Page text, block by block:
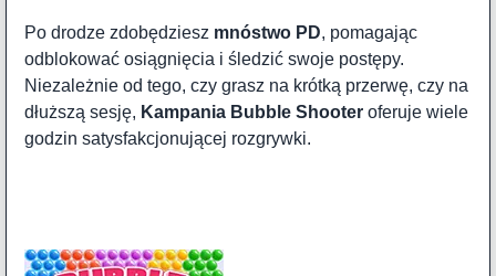
Po drodze zdobędziesz mnóstwo PD, pomagając
odblokować osiągnięcia i śledzić swoje postępy.
Niezależnie od tego, czy grasz na krótką przerwę, czy na
dłuższą sesję, Kampania Bubble Shooter oferuje wiele
godzin satysfakcjonującej rozgrywki.